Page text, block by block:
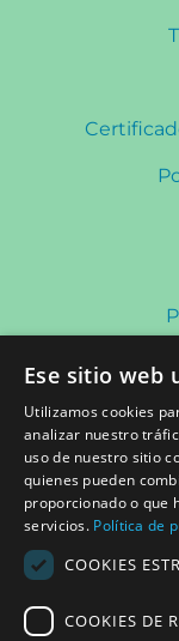
Plaza
Lunes a
Ese sitio web
Utilizamos cookies
analizar nuestro
uso de nuestro sitio
quienes pueden
proporcionado o que
servicios. Política de
COOKIES
COOKIES DE